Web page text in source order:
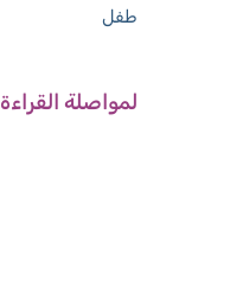
طفل
لمواصلة القراءة